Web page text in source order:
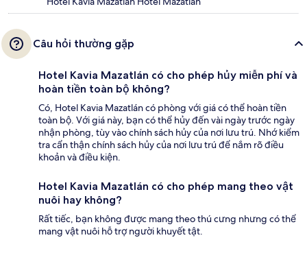
Câu hỏi thường gặp
Hotel Kavia Mazatlán có cho phép hủy miễn phí và
hoàn tiền toàn bộ không?
Có, Hotel Kavia Mazatlán có phòng với giá có thể hoàn tiền
toàn bộ. Với giá này, bạn có thể hủy đến vài ngày trước ngày
nhận phòng, tùy vào chính sách hủy của nơi lưu trú. Nhớ kiểm
tra cẩn thận chính sách hủy của nơi lưu trú để nắm rõ điều
khoản và điều kiện.
Hotel Kavia Mazatlán có cho phép mang theo vật
nuôi hay không?
Rất tiếc, bạn không được mang theo thú cưng nhưng có thể
mang vật nuôi hỗ trợ người khuyết tật.